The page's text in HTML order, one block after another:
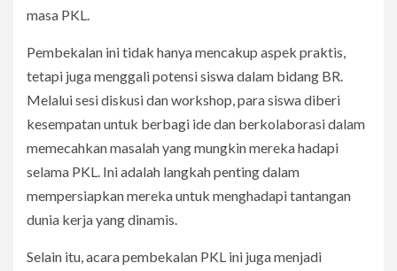
masa PKL.
Pembekalan ini tidak hanya mencakup aspek praktis,
tetapi juga menggali potensi siswa dalam bidang BR.
Melalui sesi diskusi dan workshop, para siswa diberi
kesempatan untuk berbagi ide dan berkolaborasi dalam
memecahkan masalah yang mungkin mereka hadapi
selama PKL. Ini adalah langkah penting dalam
mempersiapkan mereka untuk menghadapi tantangan
dunia kerja yang dinamis.
Selain itu, acara pembekalan PKL ini juga menjadi